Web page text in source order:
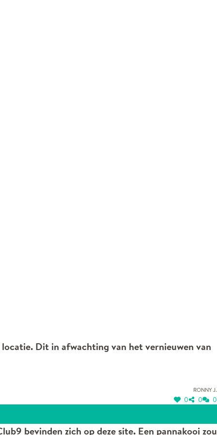
Dit in afwachting van het vernieuwen van
Ronny J.
0 0 0
bevinden zich op deze site. Een pannakooi zou